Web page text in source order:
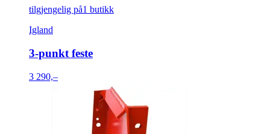
tilgjengelig på1 butikk
Igland
3-punkt feste
3 290,–